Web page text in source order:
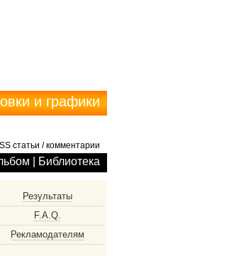
и графики
статьи /комментарии
Библиотека
Результаты
F.A.Q.
Рекламодателям